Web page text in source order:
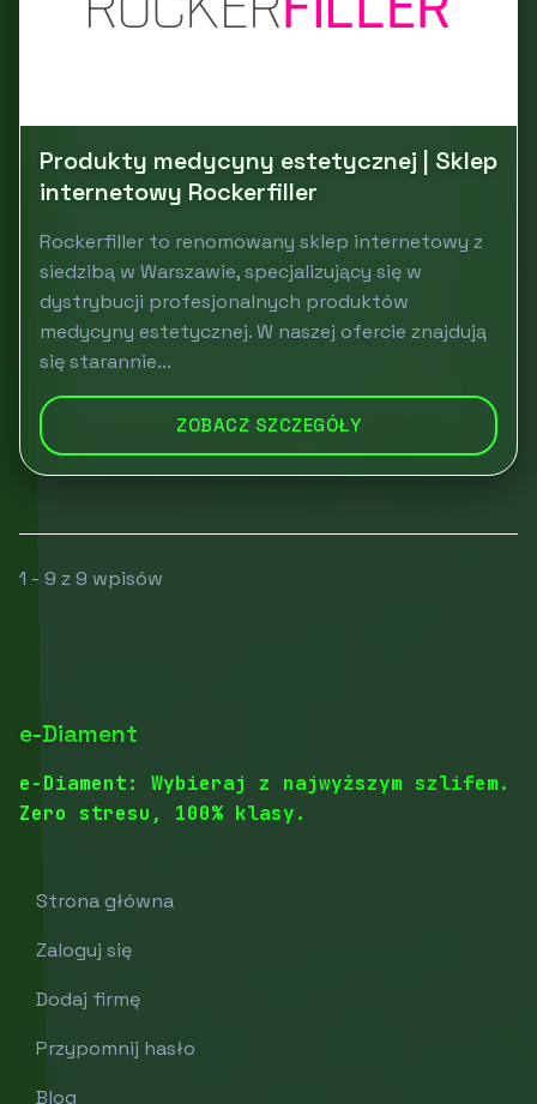
Produkty medycyny estetycznej | Sklep
internetowy Rockerfiller
Rockerfiller to renomowany sklep internetowy z
siedzibą w Warszawie, specjalizujący się w
dystrybucji profesjonalnych produktów
medycyny estetycznej. W naszej ofercie znajdują
się starannie...
ZOBACZ SZCZEGÓŁY
1 - 9 z 9 wpisów
e-Diament
e-Diament: Wybieraj z najwyższym szlifem.
Zero stresu, 100% klasy.
Strona główna
Zaloguj się
Dodaj firmę
Przypomnij hasło
Blog